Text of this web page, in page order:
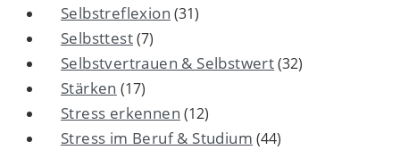
Selbstreflexion (31)
Selbsttest(7)
Selbstvertrauen & Selbstwert(32)
Stärken (17)
Stress erkennen (12)
Stress im Beruf & Studium (44)